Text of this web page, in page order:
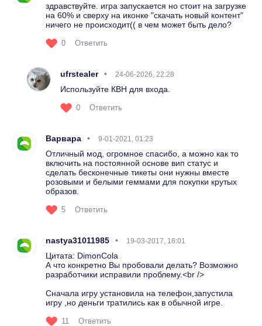
здравствуйте. игра запускается но стоит на загрузке
на 60% и сверху на иконке "скачать новый контент"
ничего не происходит(( в чем может быть дело?
0 Ответить
ufrstealer 24-06-2026, 22:28
Используйте КВН для входа.
0 Ответить
Варвара 9-01-2021, 01:23
Отличный мод, огромное спасибо, а можно как то
включить на постоянной основе вип статус и
сделать бесконечные тикеты они нужны вместе
розовыми и белыми геммами для покупки крутых
образов.
5 Ответить
nastya31011985 19-03-2017, 16:01
Цитата: DimonCola
А что конкретно Вы пробовали делать? Возможно
разработчики исправили проблему.<br />
Сначала игру установила на телефон,запустила
игру ,но деньги тратились как в обычной игре.
11 Ответить